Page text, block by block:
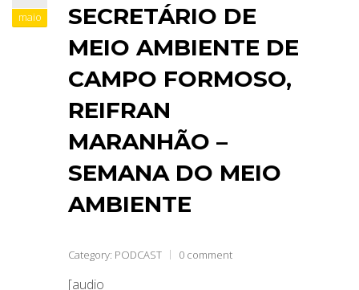
maio
SECRETÁRIO DE
MEIO AMBIENTE DE
CAMPO FORMOSO,
REIFRAN
MARANHÃO –
SEMANA DO MEIO
AMBIENTE
Category: PODCAST 0 comment
[audio